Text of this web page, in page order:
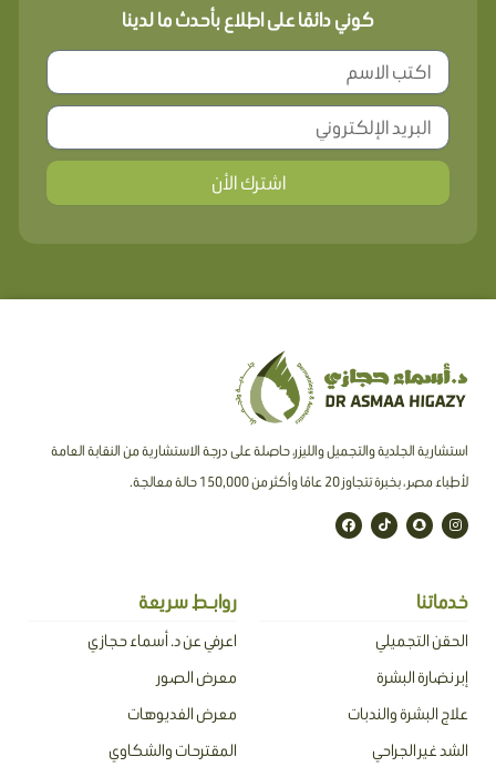
كوني دائمًا على اطلاع بأحدث ما لدينا
اشترك الأن
استشارية الجلدية والتجميل والليزر، حاصلة على درجة الاستشارية من النقابة العامة
لأطباء مصر ، بخبرة تتجاوز 20 عامًا وأكثر من 150,000 حالة معالجة.
I
n
s
a
S
n
a
a
t
T
i
k
F
a
c
خدماتنا
الحقن التجميلي
إبر نضارة البشرة
علاج البشرة والندبات
الشد غير الجراحي
روابـط سريعة
اعرفي عن د. أسماء حجازي
معرض الصور
معرض الفديوهات
المقترحات والشكاوي